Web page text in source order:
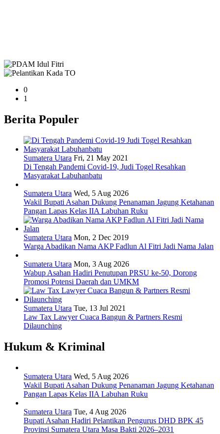
0
1
Berita Populer
Sumatera Utara Fri, 21 May 2021
Di Tengah Pandemi Covid-19, Judi Togel Resahkan
Masyarakat Labuhanbatu
Sumatera Utara Wed, 5 Aug 2026
Wakil Bupati Asahan Dukung Penanaman Jagung Ketahanan
Pangan Lapas Kelas IIA Labuhan Ruku
Sumatera Utara Mon, 2 Dec 2019
Warga Abadikan Nama AKP Fadlun Al Fitri Jadi Nama Jalan
Sumatera Utara Mon, 3 Aug 2026
Wabup Asahan Hadiri Penutupan PRSU ke-50, Dorong
Promosi Potensi Daerah dan UMKM
Sumatera Utara Tue, 13 Jul 2021
Law Tax Lawyer Cuaca Bangun & Partners Resmi
Dilaunching
Hukum & Kriminal
Sumatera Utara Wed, 5 Aug 2026
Wakil Bupati Asahan Dukung Penanaman Jagung Ketahanan
Pangan Lapas Kelas IIA Labuhan Ruku
Sumatera Utara Tue, 4 Aug 2026
Bupati Asahan Hadiri Pelantikan Pengurus DHD BPK 45
Provinsi Sumatera Utara Masa Bakti 2026–2031